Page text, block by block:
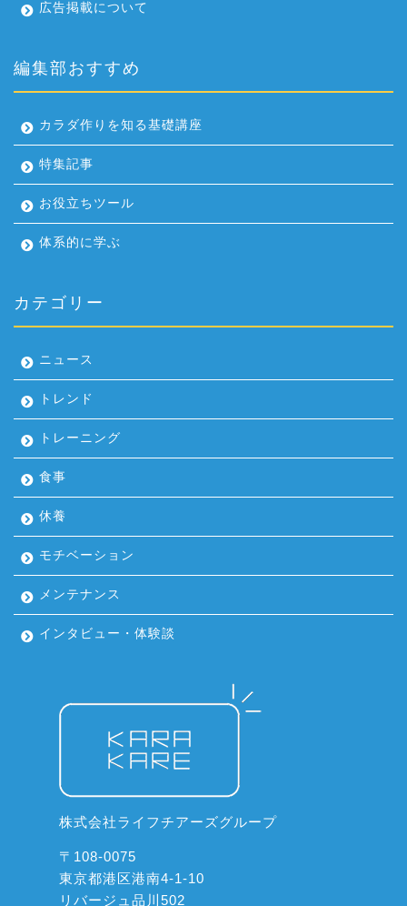
広告掲載について
編集部おすすめ
カラダ作りを知る基礎講座
特集記事
お役立ちツール
体系的に学ぶ
カテゴリー
ニュース
トレンド
トレーニング
食事
休養
モチベーション
メンテナンス
インタビュー・体験談
株式会社ライフチアーズグループ
〒108-0075
東京都港区港南4-1-10
リバージュ品川502